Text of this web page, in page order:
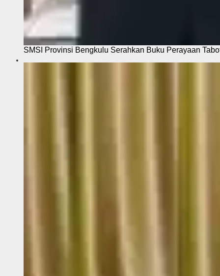
SMSI Provinsi Bengkulu Serahkan Buku Perayaan